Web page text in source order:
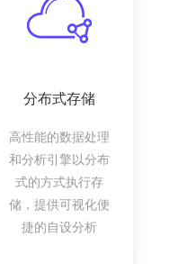
分布式存储
高性能的数据处理
和分析引擎以分布
式的方式执行存
储，提供可视化便
捷的自设分析